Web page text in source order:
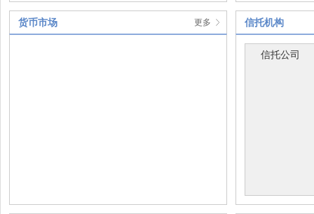
货币市场 更多 信托机构
信托公司